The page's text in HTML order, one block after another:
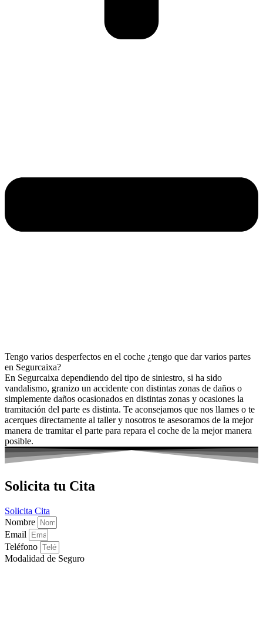
Tengo varios desperfectos en el coche ¿tengo que dar varios partes
en Segurcaixa?
En Segurcaixa dependiendo del tipo de siniestro, si ha sido
vandalismo, granizo un accidente con distintas zonas de daños o
simplemente daños ocasionados en distintas zonas y ocasiones la
tramitación del parte es distinta. Te aconsejamos que nos llames o te
acerques directamente al taller y nosotros te asesoramos de la mejor
manera de tramitar el parte para repara el coche de la mejor manera
posible.
Solicita tu Cita
Solicita Cita
Nombre
Email
Teléfono
Modalidad de Seguro